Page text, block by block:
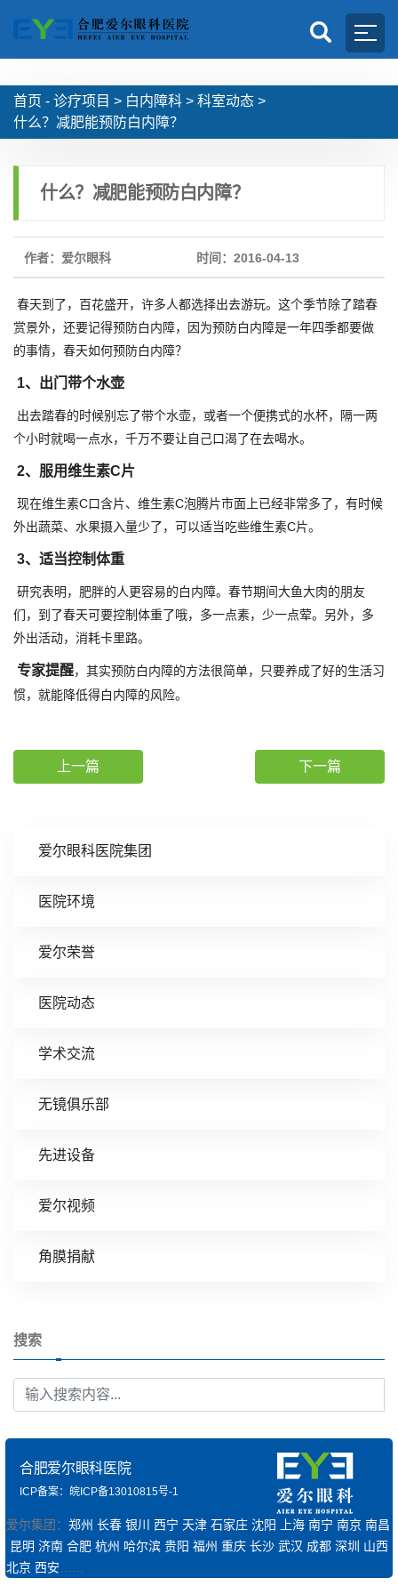
首页 - 诊疗项目 > 白内障科 > 科室动态 >
什么？减肥能预防白内障？
爱尔眼科医院集团
医院环境
爱尔荣誉
医院动态
学术交流
无镜俱乐部
先进设备
爱尔视频
角膜捐献
搜索
什么？减肥能预防白内障？
作者：爱尔眼科 时间：2016-04-13
春天到了，百花盛开，许多人都选择出去游玩。这个季节除了踏春
赏景外，还要记得预防白内障，因为预防白内障是一年四季都要做
的事情，春天如何预防白内障？
1、出门带个水壶
出去踏春的时候别忘了带个水壶，或者一个便携式的水杯，隔一两
个小时就喝一点水，千万不要让自己口渴了在去喝水。
2、服用维生素C片
现在维生素C口含片、维生素C泡腾片市面上已经非常多了，有时候
外出蔬菜、水果摄入量少了，可以适当吃些维生素C片。
3、适当控制体重
研究表明，肥胖的人更容易的白内障。春节期间大鱼大肉的朋友
们，到了春天可要控制体重了哦，多一点素，少一点荤。另外，多
外出活动，消耗卡里路。
专家提醒，其实预防白内障的方法很简单，只要养成了好的生活习
惯，就能降低得白内障的风险。
上一篇 下一篇
合肥爱尔眼科医院
ICP备案：皖ICP备13010815号-1
爱尔集团： 郑州 长春 银川 西宁 天津 石家庄 沈阳 上海 南宁 南京 南昌
昆明 济南 合肥 杭州 哈尔滨 贵阳 福州 重庆 长沙 武汉 成都 深圳 山西
北京 西安